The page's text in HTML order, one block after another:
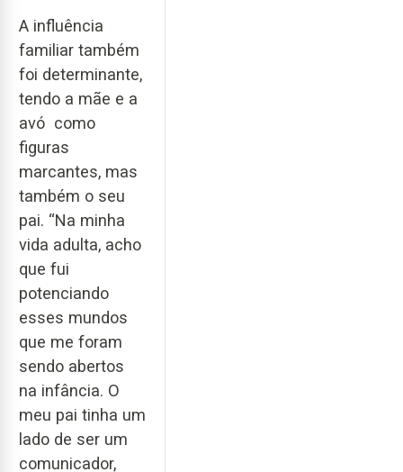
A influência
familiar também
foi determinante,
tendo a mãe e a
avó como
figuras
marcantes, mas
também o seu
pai. “Na minha
vida adulta, acho
que fui
potenciando
esses mundos
que me foram
sendo abertos
na infância. O
meu pai tinha um
lado de ser um
comunicador,